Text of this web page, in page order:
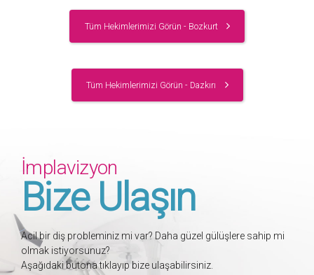
Tüm Hekimlerimizi Görün - Bozkurt
Tüm Hekimlerimizi Görün - Dazkırı
İmplavizyon
Bize Ulaşın
Acil bir diş probleminiz mi var? Daha güzel gülüşlere sahip mi
olmak istiyorsunuz?
Aşağıdaki butona tıklayıp bize ulaşabilirsiniz.